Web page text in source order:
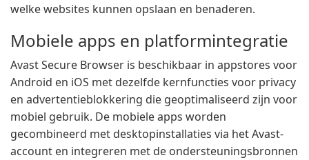
welke websites kunnen opslaan en benaderen.
Mobiele apps en platformintegratie
Avast Secure Browser is beschikbaar in appstores voor
Android en iOS met dezelfde kernfuncties voor privacy
en advertentieblokkering die geoptimaliseerd zijn voor
mobiel gebruik. De mobiele apps worden
gecombineerd met desktopinstallaties via het Avast-
account en integreren met de ondersteuningsbronnen